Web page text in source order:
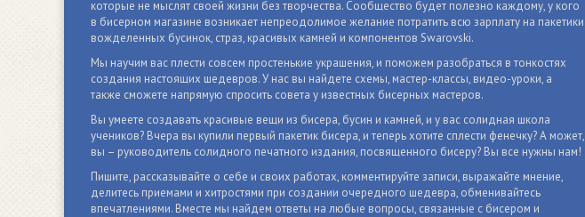
которые не мыслят своей жизни без творчества. Сообщество будет полезно каждому, у кого
в бисерном магазине возникает непреодолимое желание потратить всю зарплату на пакетики
вожделенных бусинок, страз, красивых камней и компонентов Swarovski.
Мы научим вас плести совсем простенькие украшения, и поможем разобраться в тонкостях
создания настоящих шедевров. У нас вы найдете схемы, мастер-классы, видео-уроки, а
также сможете напрямую спросить совета у известных бисерных мастеров.
Вы умеете создавать красивые вещи из бисера, бусин и камней, и у вас солидная школа
учеников? Вчера вы купили первый пакетик бисера, и теперь хотите сплести фенечку? А может,
вы – руководитель солидного печатного издания, посвященного бисеру? Вы все нужны нам!
Пишите, рассказывайте о себе и своих работах, комментируйте записи, выражайте мнение,
делитесь приемами и хитростями при создании очередного шедевра, обменивайтесь
впечатлениями. Вместе мы найдем ответы на любые вопросы, связанные с бисером и